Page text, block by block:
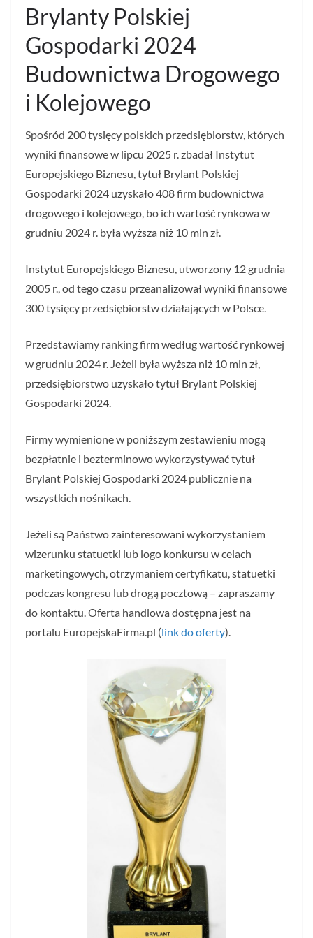
Brylanty Polskiej
Gospodarki 2024
Budownictwa Drogowego
i Kolejowego
Spośród 200 tysięcy polskich przedsiębiorstw, których
wyniki finansowe w lipcu 2025 r. zbadał Instytut
Europejskiego Biznesu, tytuł Brylant Polskiej
Gospodarki 2024 uzyskało 408 firm budownictwa
drogowego i kolejowego, bo ich wartość rynkowa w
grudniu 2024 r. była wyższa niż 10 mln zł.
Instytut Europejskiego Biznesu, utworzony 12 grudnia
2005 r., od tego czasu przeanalizował wyniki finansowe
300 tysięcy przedsiębiorstw działających w Polsce.
Przedstawiamy ranking firm według wartość rynkowej
w grudniu 2024 r. Jeżeli była wyższa niż 10 mln zł,
przedsiębiorstwo uzyskało tytuł Brylant Polskiej
Gospodarki 2024.
Firmy wymienione w poniższym zestawieniu mogą
bezpłatnie i bezterminowo wykorzystywać tytuł
Brylant Polskiej Gospodarki 2024 publicznie na
wszystkich nośnikach.
Jeżeli są Państwo zainteresowani wykorzystaniem
wizerunku statuetki lub logo konkursu w celach
marketingowych, otrzymaniem certyfikatu, statuetki
podczas kongresu lub drogą pocztową – zapraszamy
do kontaktu. Oferta handlowa dostępna jest na
portalu EuropejskaFirma.pl (link do oferty).